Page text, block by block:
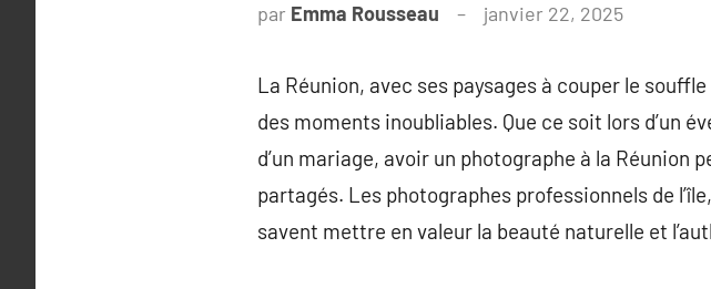
par Emma Rousseau janvier 22, 2025
La Réunion, avec ses paysages à couper le
des moments inoubliables. Que ce soit lors d’un
d’un mariage, avoir un photographe à la Réunion
partagés. Les photographes professionnels de
savent mettre en valeur la beauté naturelle et